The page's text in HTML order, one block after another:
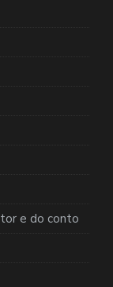
e do conto